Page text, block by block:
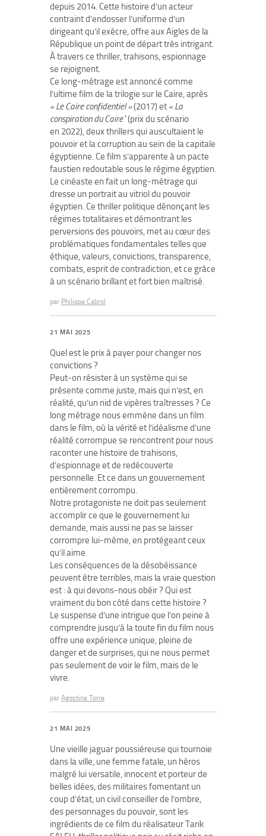
depuis 2014. Cette histoire d’un acteur
contraint d’endosser l’uniforme d’un
dirigeant qu’il exècre, offre aux Aigles de la
République un point de départ très intrigant.
À travers ce thriller, trahisons, espionnage
se rejoignent.
Ce long-métrage est annoncé comme
l’ultime film de la trilogie sur le Caire, après
« Le Caire confidentiel »(2017) et « La
conspiration du Caire"(prix du scénario
en 2022), deux thrillers qui auscultaient le
pouvoir et la corruption au sein de la capitale
égyptienne. Ce film s’apparente à un pacte
faustien redoutable sous le régime égyptien.
Le cinéaste en fait un long-métrage qui
dresse un portrait au vitriol du pouvoir
égyptien. Ce thriller politique dénonçant les
régimes totalitaires et démontrant les
perversions des pouvoirs, met au cœur des
problématiques fondamentales telles que
éthique, valeurs, convictions, transparence,
combats, esprit de contradiction, et ce grâce
à un scénario brillant et fort bien maîtrisé.
par Philippe Cabrol
21 MAI 2025
Quel est le prix à payer pour changer nos
convictions ?
Peut-on résister à un système qui se
présente comme juste, mais qui n’est, en
réalité, qu’un nid de vipères traîtresses ? Ce
long métrage nous emmène dans un film
dans le film, où la vérité et l’idéalisme d’une
réalité corrompue se rencontrent pour nous
raconter une histoire de trahisons,
d’espionnage et de redécouverte
personnelle. Et ce dans un gouvernement
entièrement corrompu.
Notre protagoniste ne doit pas seulement
accomplir ce que le gouvernement lui
demande, mais aussi ne pas se laisser
corrompre lui-même, en protégeant ceux
qu’il aime.
Les conséquences de la désobéissance
peuvent être terribles, mais la vraie question
est : à qui devons-nous obéir ? Qui est
vraiment du bon côté dans cette histoire ?
Le suspense d’une intrigue que l’on peine à
comprendre jusqu’à la toute fin du film nous
offre une expérience unique, pleine de
danger et de surprises, qui ne nous permet
pas seulement de voir le film, mais de le
vivre.
par Agostina Torre
21 MAI 2025
Une vieille jaguar poussiéreuse qui tournoie
dans la ville, une femme fatale, un héros
malgré lui versatile, innocent et porteur de
belles idées, des militaires fomentant un
coup d’état, un civil conseiller de l’ombre,
des personnages du pouvoir, sont les
ingrédients de ce film du réalisateur Tarik